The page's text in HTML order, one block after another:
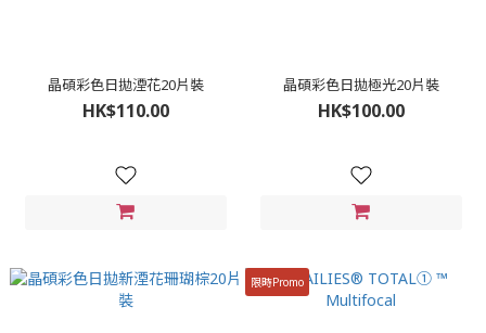
晶碩彩色日拋湮花20片裝
HK$110.00
晶碩彩色日拋極光20片裝
HK$100.00
限時Promo